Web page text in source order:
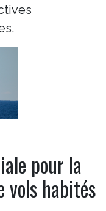
pour la
vols habités